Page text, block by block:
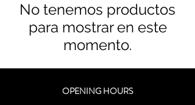
No tenemos productos
para mostrar en este
momento.
OPENING HOURS